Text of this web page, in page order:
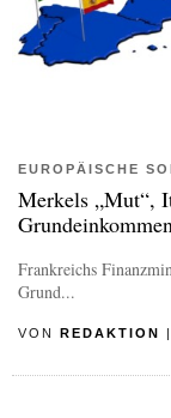
EUROPÄISCHE
Merkels „Mut“,
Frankreichs
Grund...
VON REDAKTION